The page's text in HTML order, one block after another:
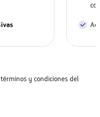
y condiciones del